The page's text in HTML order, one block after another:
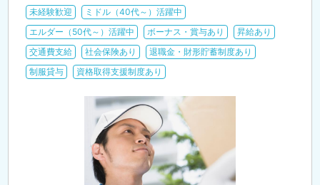
未経験歓迎
ミドル（40代～）活躍中
エルダー（50代～）活躍中
ボーナス・賞与あり
昇給あり
交通費支給
社会保険あり
退職金・財形貯蓄制度あり
制服貸与
資格取得支援制度あり